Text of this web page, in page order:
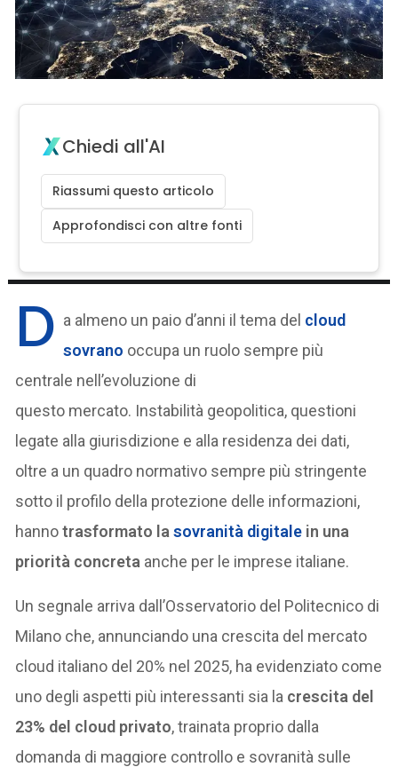
Chiedi all'AI
Riassumi questo articolo
Approfondisci con altre fonti
D a almeno un paio d’anni il tema del cloud
sovrano occupa un ruolo sempre più
centrale nell’evoluzione di
questo mercato. Instabilità geopolitica, questioni
legate alla giurisdizione e alla residenza dei dati,
oltre a un quadro normativo sempre più stringente
sotto il profilo della protezione delle informazioni,
hannotrasformato lasovranità digitale in una
priorità concreta anche per le imprese italiane.
Un segnale arriva dall’Osservatorio del Politecnico di
Milano che, annunciando una crescita del mercato
cloud italiano del 20% nel 2025, ha evidenziato come
uno degli aspetti più interessanti sia la crescita del
23% del cloud privato, trainata proprio dalla
domanda di maggiore controllo e sovranità sulle